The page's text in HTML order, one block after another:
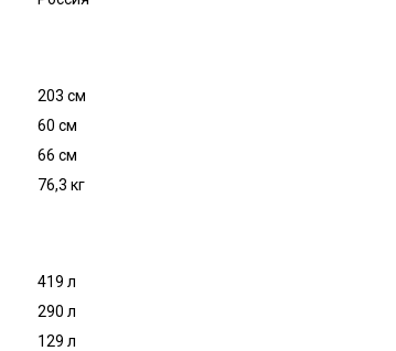
203 см
60 см
66 см
76,3 кг
419 л
290 л
129 л